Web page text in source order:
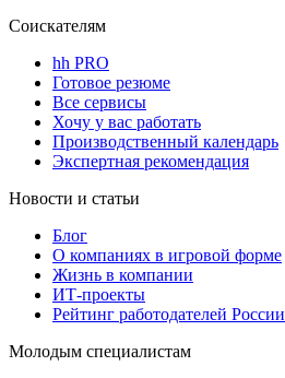
Соискателям
hh PRO
Готовое резюме
Все сервисы
Хочу у вас работать
Производственный календарь
Экспертная рекомендация
Новости и статьи
Блог
О компаниях в игровой форме
Жизнь в компании
ИТ-проекты
Рейтинг работодателей России
Молодым специалистам